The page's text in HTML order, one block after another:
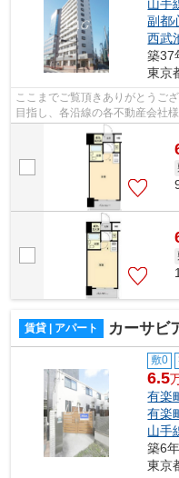
山手
副都
西武
築37
東京
ここまでご覧頂きありがとうご
目指し、各沿線の各不動産会社
様へ提供しております！最新の
賃貸 | アパート カーサビ
敷0
6.5
有楽
有楽
山手
築6
東京